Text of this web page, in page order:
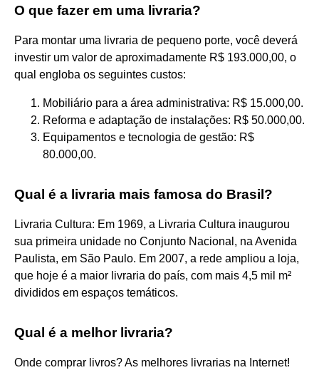
O que fazer em uma livraria?
Para montar uma livraria de pequeno porte, você deverá
investir um valor de aproximadamente R$ 193.000,00, o
qual engloba os seguintes custos:
Mobiliário para a área administrativa: R$ 15.000,00.
Reforma e adaptação de instalações: R$ 50.000,00.
Equipamentos e tecnologia de gestão: R$
80.000,00.
Qual é a livraria mais famosa do Brasil?
Livraria Cultura: Em 1969, a Livraria Cultura inaugurou
sua primeira unidade no Conjunto Nacional, na Avenida
Paulista, em São Paulo. Em 2007, a rede ampliou a loja,
que hoje é a maior livraria do país, com mais 4,5 mil m²
divididos em espaços temáticos.
Qual é a melhor livraria?
Onde comprar livros? As melhores livrarias na Internet!